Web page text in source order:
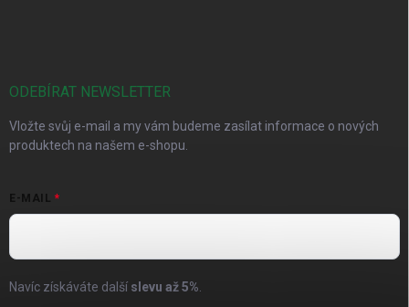
ODEBÍRAT NEWSLETTER
Vložte svůj e-mail a my vám budeme zasílat informace o nových
produktech na našem e-shopu.
E-MAIL
Navíc získáváte další slevu až5%